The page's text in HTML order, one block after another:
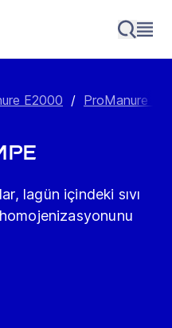
E2000 / ProManure
lagün içindeki sıvı